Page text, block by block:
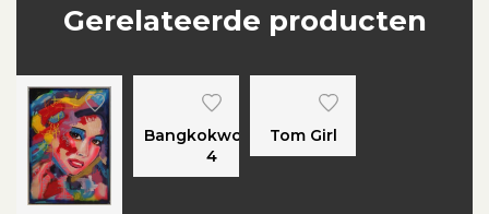
Gerelateerde producten
Bangkokwoman
4
Tom Girl